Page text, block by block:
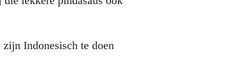
Indonesisch te doen